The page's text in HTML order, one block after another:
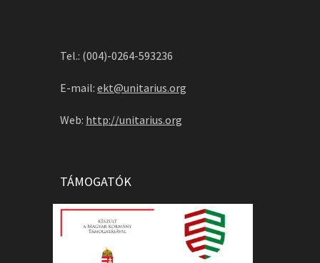
Tel.: (004)-0264-593236
E-mail: ekt@unitarius.org
Web: http://unitarius.org
TÁMOGATÓK